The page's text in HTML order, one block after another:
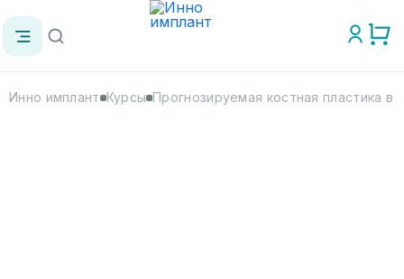
Инно имплант Курсы Прогнозируемая костная пластика в